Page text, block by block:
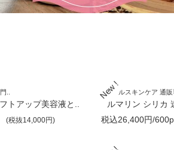
..
トアップ美容液と..
(税抜14,000円)
ミネラルスキンケア 通販
トルマリン シリカ
税込26,400円/